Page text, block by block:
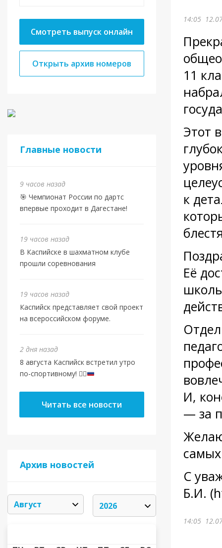
Смотреть выпуск онлайн
Открыть архив номеров
Главные новости
9 часов назад
🎯 Чемпионат России по дартс
впервые проходит в Дагестане!
19 часов назад
В Каспийске в шахматном клубе
прошли соревнования
19 часов назад
Каспийск представляет свой проект
на всероссийском форуме.
2 дня назад
8 августа Каспийск встретил утро
по-спортивному! 🏃‍♂️
Читать все новости
Архив новостей
14:05
11
Этот
к
Её
И,
— за
С
Б.И.
14:05